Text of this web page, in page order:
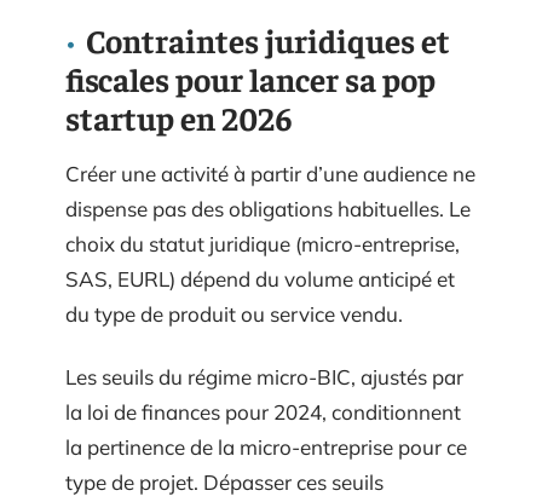
Contraintes juridiques et
fiscales pour lancer sa pop
startup en 2026
Créer une activité à partir d’une audience ne
dispense pas des obligations habituelles. Le
choix du statut juridique (micro-entreprise,
SAS, EURL) dépend du volume anticipé et
du type de produit ou service vendu.
Les seuils du régime micro-BIC, ajustés par
la loi de finances pour 2024, conditionnent
la pertinence de la micro-entreprise pour ce
type de projet. Dépasser ces seuils